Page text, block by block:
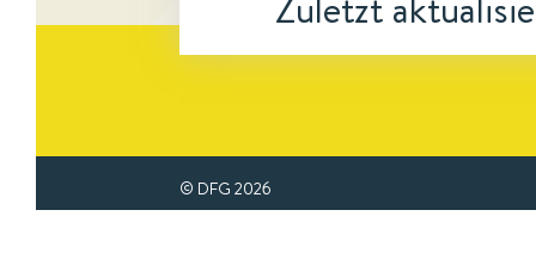
© DFG 2026